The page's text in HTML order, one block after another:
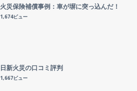
火災保険補償事例：車が塀に突っ込んだ！
1,674ビュー
日新火災の口コミ評判
1,667ビュー